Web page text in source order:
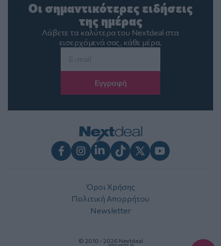
Οι σημαντικότερες ειδήσεις
της ημέρας
Λάβετε τα καλύτερα του Nextdeal στα
εισερχόμενά σας, κάθε μέρα.
Όροι Χρήσης
Πολιτική Απορρήτου
Newsletter
© 2010 - 2026 Nextdeal